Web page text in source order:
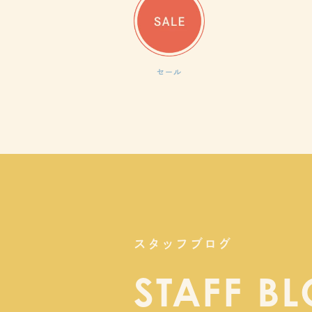
セール
スタッフブログ
STAFF